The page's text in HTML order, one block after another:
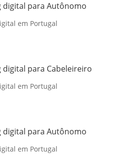
digital para Autônomo
em Portugal
para Cabeleireiro
em Portugal
digital para Autônomo
em Portugal